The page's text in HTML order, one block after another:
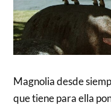
Magnolia desde
que tiene para ella